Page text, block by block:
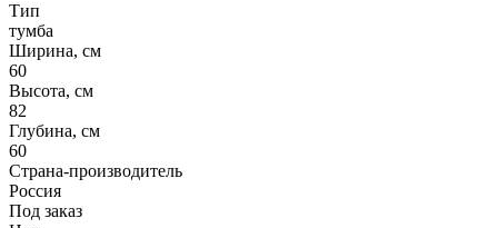
Тип
тумба
Ширина, см
60
Высота, см
82
Глубина, см
60
Страна-производитель
Россия
Под заказ